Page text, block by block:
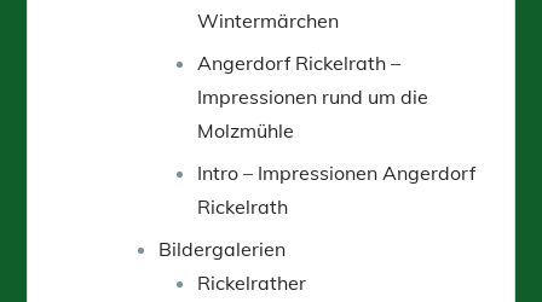
Wintermärchen
Angerdorf Rickelrath –
Impressionen rund um die
Molzmühle
Intro – Impressionen Angerdorf
Rickelrath
Bildergalerien
Rickelrather